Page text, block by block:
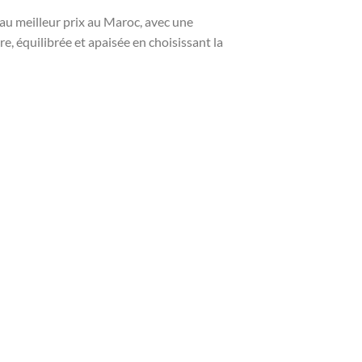
meilleur prix au Maroc, avec une
équilibrée et apaisée en choisissant la